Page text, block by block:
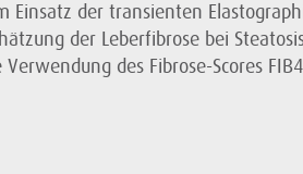
Einsatz der transienten
der Leberfibrose bei
Verwendung des Fibrose-Scores